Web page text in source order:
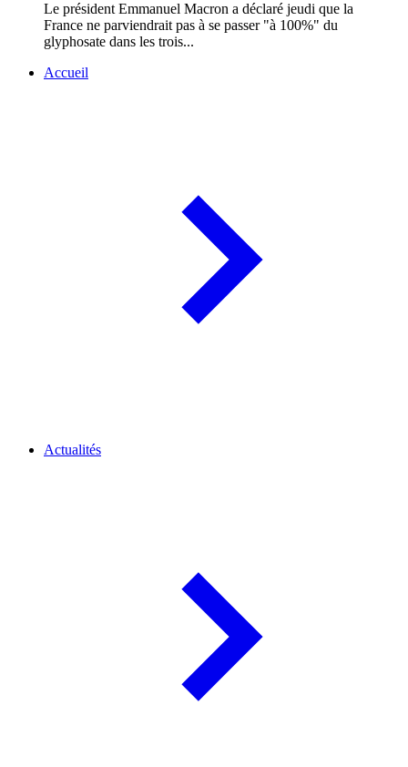
Le président Emmanuel Macron a déclaré jeudi que la
France ne parviendrait pas à se passer "à 100%" du
glyphosate dans les trois...
Accueil
Actualités